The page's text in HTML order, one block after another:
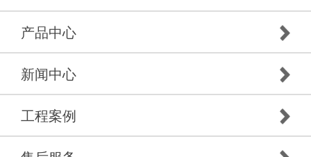
产品中心
新闻中心
工程案例